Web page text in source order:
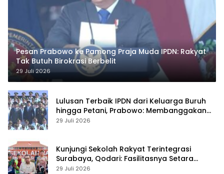
Pesan Prabowo ke Pamong Praja Muda IPDN: Rakyat
Tak Butuh Birokrasi Berbelit
29 Juli 2026
Lulusan Terbaik IPDN dari Keluarga Buruh
hingga Petani, Prabowo: Membanggakan
Hati Saya
29 Juli 2026
Kunjungi Sekolah Rakyat Terintegrasi
Surabaya, Qodari: Fasilitasnya Setara
Sekolah Swasta Terbaik
29 Juli 2026